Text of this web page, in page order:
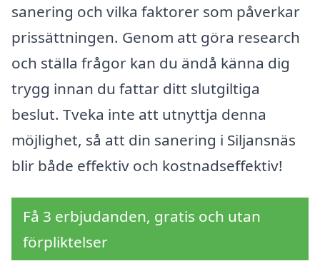
sanering och vilka faktorer som påverkar
prissättningen. Genom att göra research
och ställa frågor kan du ändå känna dig
trygg innan du fattar ditt slutgiltiga
beslut. Tveka inte att utnyttja denna
möjlighet, så att din sanering i Siljansnäs
blir både effektiv och kostnadseffektiv!
Få 3 erbjudanden, gratis och utan
förpliktelser